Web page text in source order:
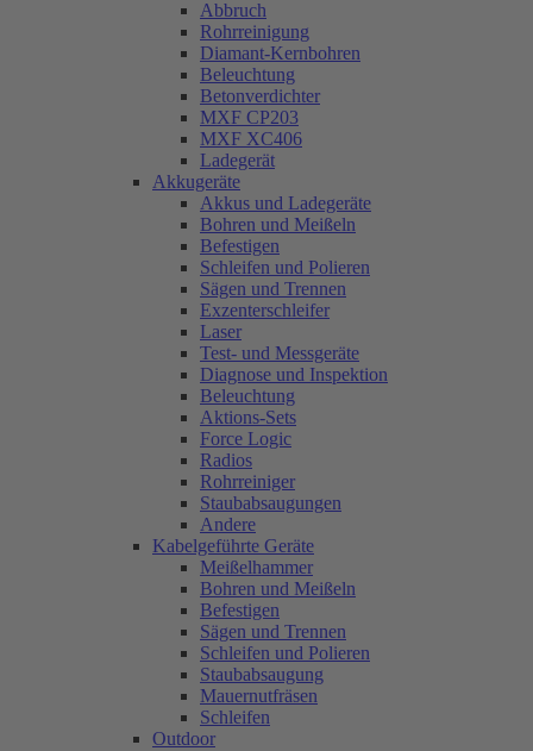
Abbruch
Rohrreinigung
Diamant-Kernbohren
Beleuchtung
Betonverdichter
MXF CP203
MXF XC406
Ladegerät
Akkugeräte
Akkus und Ladegeräte
Bohren und Meißeln
Befestigen
Schleifen und Polieren
Sägen und Trennen
Exzenterschleifer
Laser
Test- und Messgeräte
Diagnose und Inspektion
Beleuchtung
Aktions-Sets
Force Logic
Radios
Rohrreiniger
Staubabsaugungen
Andere
Kabelgeführte Geräte
Meißelhammer
Bohren und Meißeln
Befestigen
Sägen und Trennen
Schleifen und Polieren
Staubabsaugung
Mauernutfräsen
Schleifen
Outdoor